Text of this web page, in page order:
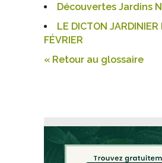
Découvertes Jardins
LE DICTON JARDINIER
FÉVRIER
« Retour au glossaire